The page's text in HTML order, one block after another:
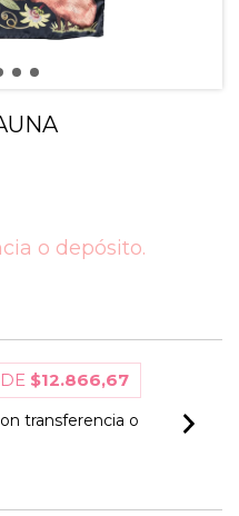
o depósito.
$12.866,67
transferencia o